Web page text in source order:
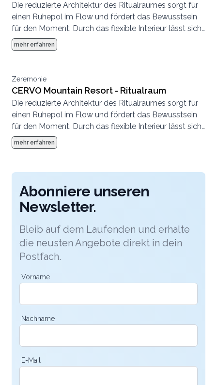
Die reduzierte Architektur des Ritualraumes sorgt für
einen Ruhepol im Flow und fördert das Bewusstsein
für den Moment. Durch das flexible Interieur lässt sich
der Raum ganz unterschiedlich nutzen.
mehr erfahren
Zeremonie
CERVO Mountain Resort - Ritualraum
Die reduzierte Architektur des Ritualraumes sorgt für
einen Ruhepol im Flow und fördert das Bewusstsein
für den Moment. Durch das flexible Interieur lässt sich
der Raum ganz unterschiedlich nutzen.
mehr erfahren
Abonniere unseren
Newsletter.
Bleib auf dem Laufenden und erhalte
die neusten Angebote direkt in dein
Postfach.
Vorname
Nachname
E-Mail